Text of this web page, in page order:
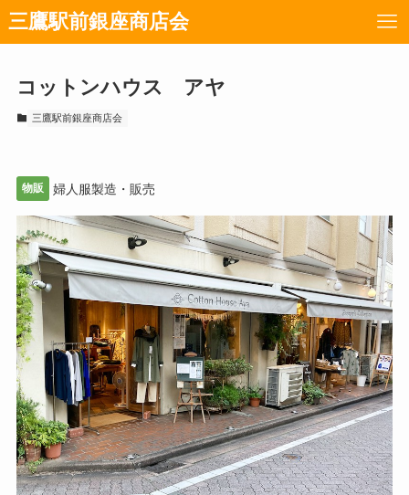
三鷹駅前銀座商店会
コットンハウス アヤ
三鷹駅前銀座商店会
物販 婦人服製造・販売